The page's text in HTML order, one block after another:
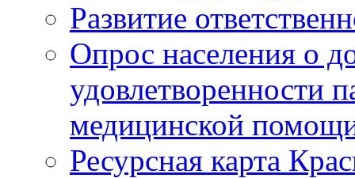
Развитие
Опрос населения о
удовлетворенности
медицинской
Ресурсная карта